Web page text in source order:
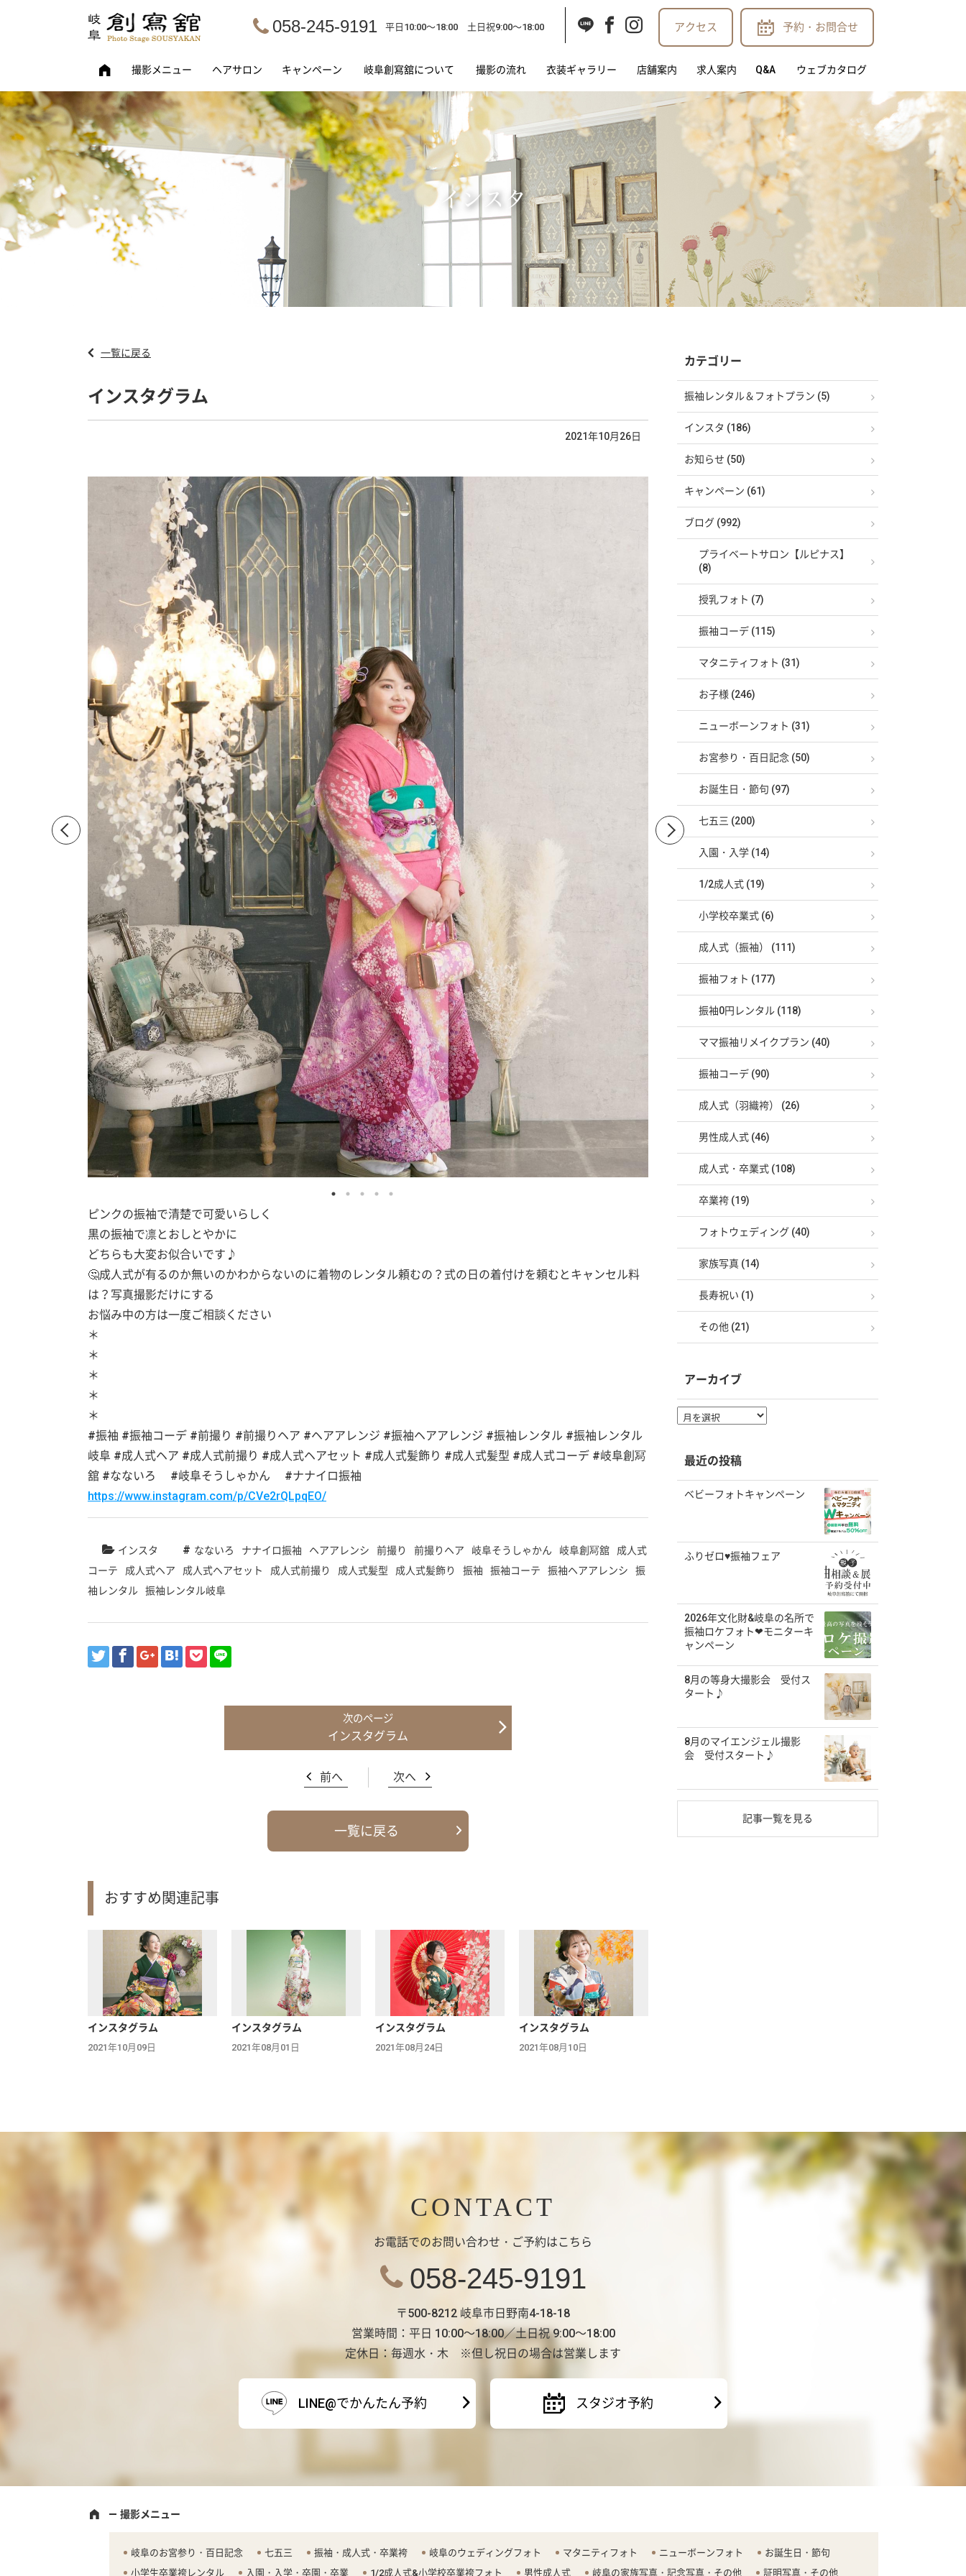
058-245-9191 平日10:00～18:00 土日祝9:00～18:00 アクセス 予約・お問合せ
撮影メニュー ヘアサロン キャンペーン 岐阜創寫舘について 撮影の流れ 衣装ギャラリー 店舗案内 求人案内 Q&A ウェブカタログ
インスタ
一覧に戻る
インスタグラム
2021年10月26日
ピンクの振袖で清楚で可愛いらしく
黒の振袖で凛とおしとやかに
どちらも大変お似合いです♪
🤔成人式が有るのか無いのかわからないのに着物のレンタル頼むの？式の日の着付けを頼むとキャンセル料
は？写真撮影だけにする
お悩み中の方は一度ご相談ください
＊
＊
＊
＊
＊
#振袖 #振袖コーデ #前撮り #前撮りヘア #ヘアアレンジ #振袖ヘアアレンジ #振袖レンタル #振袖レンタル
岐阜 #成人式ヘア #成人式前撮り #成人式ヘアセット #成人式髪飾り #成人式髪型 #成人式コーデ #岐阜創冩
舘 #なないろ #岐阜そうしゃかん #ナナイロ振袖
https://www.instagram.com/p/CVe2rQLpqEO/
インスタ なないろ ナナイロ振袖 ヘアアレンシ 前撮り 前撮りヘア 岐阜そうしゃかん 岐阜創冩舘
成人式
コーテ
成人式ヘア 成人式ヘアセット 成人式前撮り 成人式髪型 成人式髪飾り 振袖 振袖コーテ 振袖ヘアアレンシ
振
袖レンタル
振袖レンタル岐阜
インスタグラム
前へ 次へ
一覧に戻る
おすすめ関連記事
インスタグラム
2021年10月09日
インスタグラム
2021年08月01日
インスタグラム
2021年08月24日
インスタグラム
2021年08月10日
カテゴリー
振袖レンタル＆フォトプラン (5)
インスタ (186)
お知らせ (50)
キャンペーン (61)
ブログ (992)
プライベートサロン【ルピナス】
(8)
授乳フォト (7)
振袖コーデ (115)
マタニティフォト (31)
お子様 (246)
ニューボーンフォト (31)
お宮参り・百日記念 (50)
お誕生日・節句 (97)
七五三 (200)
入園・入学 (14)
1/2成人式 (19)
小学校卒業式 (6)
成人式（振袖） (111)
振袖フォト (177)
振袖0円レンタル (118)
ママ振袖リメイクプラン (40)
振袖コーデ (90)
成人式（羽織袴） (26)
男性成人式 (46)
成人式・卒業式 (108)
卒業袴 (19)
フォトウェディング (40)
家族写真 (14)
長寿祝い (1)
その他 (21)
アーカイブ
ア
ー
イ
ブ
最近の投稿
ベビーフォトキャンペーン
ふりゼロ♥振袖フェア
2026年文化財&岐阜の名所で
振袖ロケフォト❤モニターキ
ャンペーン
8月の等身大撮影会 受付ス
タート♪
8月のマイエンジェル撮影
会 受付スタート♪
記事一覧を見る
CONTACT
お電話でのお問い合わせ・ご予約はこちら
058-245-9191
〒500-8212 岐阜市日野南4-18-18
営業時間：平日 10:00～18:00／土日祝 9:00～18:00
定休日：毎週水・木 ※但し祝日の場合は営業します
LINE@でかんたん予約 スタジオ予約
撮影メニュー
岐阜のお宮参り・百日記念 七五三 振袖・成人式・卒業袴 岐阜のウェディングフォト マタニティフォト ニューボーンフォト
お誕生日・節句
小学生卒業袴レンタル
入園・入学・卒園・卒業 1/2成人式&小学校卒業袴フォト 男性成人式 岐阜の家族写真・記念写真・その他 証明写真・その他